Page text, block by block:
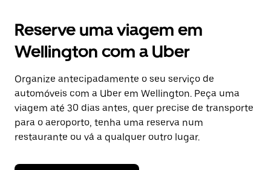
Reserve uma viagem em
Wellington com a Uber
Organize antecipadamente o seu serviço de
automóveis com a Uber em Wellington. Peça uma
viagem até 30 dias antes, quer precise de transporte
para o aeroporto, tenha uma reserva num
restaurante ou vá a qualquer outro lugar.